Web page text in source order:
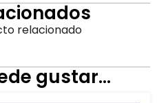
relacionado
gustar...